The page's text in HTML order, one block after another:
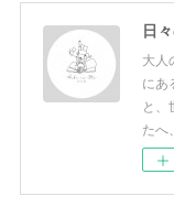
日
大人
にあ
と、
たへ